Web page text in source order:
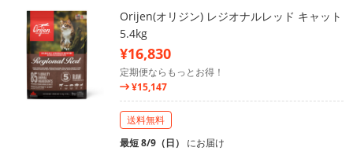
Orijen(オリジン) レジオナルレッド キャット
5.4kg
¥16,830
定期便ならもっとお得！
¥15,147
送料無料
最短 8/9（日） にお届け